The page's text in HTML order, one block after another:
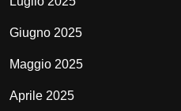
Giugno 2025
Maggio 2025
Aprile 2025